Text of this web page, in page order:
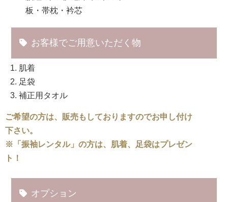
板・帯枕・衿芯
お客様でご用意いただく物
肌着
足袋
補正用タオル
ご希望の方は、販売もしておりますのでお申し付け
下さい。
※「振袖レンタル」の方は、肌着、足袋はプレゼン
ト！
オプション